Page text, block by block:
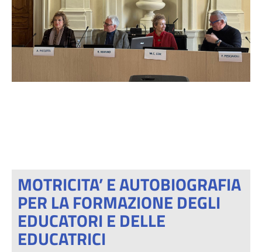
MOTRICITA’ E AUTOBIOGRAFIA
PER LA FORMAZIONE DEGLI
EDUCATORI E DELLE
EDUCATRICI